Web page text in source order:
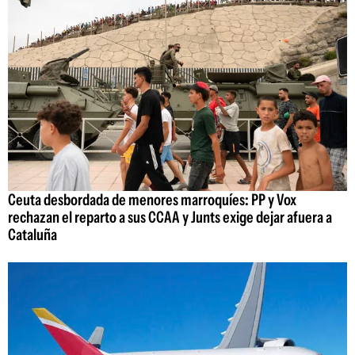
Ceuta desbordada de menores marroquíes: PP y Vox
rechazan el reparto a sus CCAA y Junts exige dejar afuera a
Cataluña